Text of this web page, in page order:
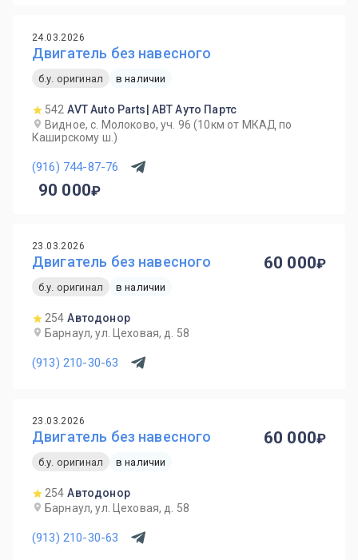
24.03.2026
Двигатель без навесного
б.у. оригинал в наличии
542 AVT Auto Parts| АВТ Ауто Партс
Видное, с. Молоково, уч. 96 (10км от МКАД по
Каширскому ш.)
(916) 744-87-76
90 000
23.03.2026
Двигатель без навесного
б.у. оригинал в наличии
254 Автодонор
Барнаул, ул. Цеховая, д. 58
(913) 210-30-63
60 000
23.03.2026
Двигатель без навесного
б.у. оригинал в наличии
254 Автодонор
Барнаул, ул. Цеховая, д. 58
(913) 210-30-63
60 000